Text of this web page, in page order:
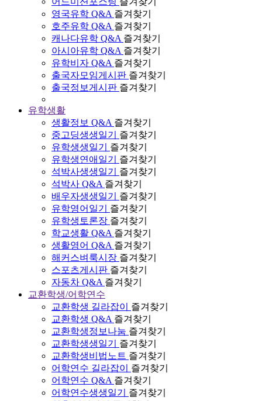
영국유학 Q&A 즐겨찾기
호주유학 Q&A 즐겨찾기
캐나다유학 Q&A 즐겨찾기
아시아유학 Q&A 즐겨찾기
유학비자 Q&A 즐겨찾기
출국자모임게시판 즐겨찾기
출국정보게시판 즐겨찾기
유학생활
생활정보 Q&A 즐겨찾기
중고딩생생일기
즐겨찾기
유학생생일기
즐겨찾기
유학생연애일기
즐겨찾기
석박사생생일기
즐겨찾기
석박사 Q&A 즐겨찾기
배우자생생일기
즐겨찾기
유학영어일기
즐겨찾기
유학생토론장 즐겨찾기
학교생활 Q&A 즐겨찾기
생활영어 Q&A 즐겨찾기
해커스벼룩시장 즐겨찾기
스포츠게시판 즐겨찾기
자동차 Q&A 즐겨찾기
교환학생/어학연수
교환학생 길라잡이
즐겨찾기
교환학생 Q&A 즐겨찾기
교환학생정보나눔 즐겨찾기
교환학생생일기
즐겨찾기
교환학생비법노트 즐겨찾기
어학연수 길라잡이
즐겨찾기
어학연수 Q&A 즐겨찾기
어학연수생생일기
즐겨찾기